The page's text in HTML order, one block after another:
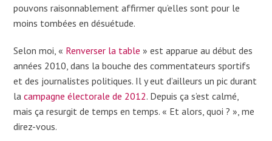
pouvons raisonnablement affirmer qu’elles sont pour le
moins tombées en désuétude.
Selon moi, « Renverser la table » est apparue au début des
années 2010, dans la bouche des commentateurs sportifs
et des journalistes politiques. Il y eut d’ailleurs un pic durant
lacampagne électorale de 2012. Depuis ça s’est calmé,
mais ça resurgit de temps en temps. « Et alors, quoi ? », me
direz-vous.